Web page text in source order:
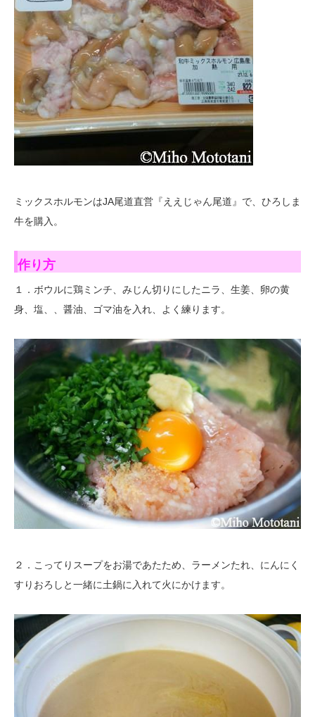
ミックスホルモンはJA尾道直営『ええじゃん尾道』で、ひろしま
牛を購入。
作り方
１．ボウルに鶏ミンチ、みじん切りにしたニラ、生姜、卵の黄
身、塩、、醤油、ゴマ油を入れ、よく練ります。
２．こってりスープをお湯であたため、ラーメンたれ、にんにく
すりおろしと一緒に土鍋に入れて火にかけます。